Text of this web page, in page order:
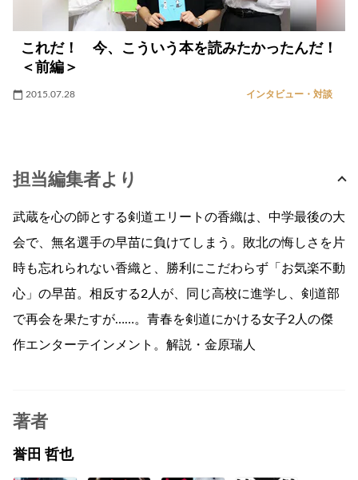
これだ！ 今、こういう本を読みたかったんだ！
＜前編＞
2015.07.28 インタビュー・対談
担当編集者より
武蔵を心の師とする剣道エリートの香織は、中学最後の大
会で、無名選手の早苗に負けてしまう。敗北の悔しさを片
時も忘れられない香織と、勝利にこだわらず「お気楽不動
心」の早苗。相反する2人が、同じ高校に進学し、剣道部
で再会を果たすが……。青春を剣道にかける女子2人の傑
作エンターテインメント。解説・金原瑞人
著者
誉田 哲也